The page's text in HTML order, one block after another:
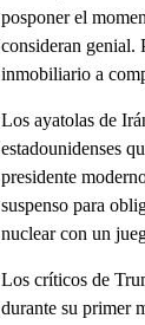
posponer el
consideran genial.
inmobiliario a
Los ayatolas de
estadounidenses
presidente
suspenso para
nuclear con un
Los críticos de
durante su primer